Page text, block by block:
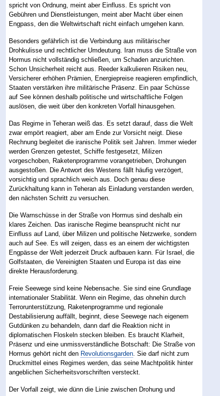
spricht von Ordnung, meint aber Einfluss. Es spricht von
Gebühren und Dienstleistungen, meint aber Macht über einen
Engpass, den die Weltwirtschaft nicht einfach umgehen kann.
Besonders gefährlich ist die Verbindung aus militärischer
Drohkulisse und rechtlicher Umdeutung. Iran muss die Straße von
Hormus nicht vollständig schließen, um Schaden anzurichten.
Schon Unsicherheit reicht aus. Reeder kalkulieren Risiken neu,
Versicherer erhöhen Prämien, Energiepreise reagieren empfindlich,
Staaten verstärken ihre militärische Präsenz. Ein paar Schüsse
auf See können deshalb politische und wirtschaftliche Folgen
auslösen, die weit über den konkreten Vorfall hinausgehen.
Das Regime in Teheran weiß das. Es setzt darauf, dass die Welt
zwar empört reagiert, aber am Ende zur Vorsicht neigt. Diese
Rechnung begleitet die iranische Politik seit Jahren. Immer wieder
werden Grenzen getestet, Schiffe festgesetzt, Milizen
vorgeschoben, Raketenprogramme vorangetrieben, Drohungen
ausgestoßen. Die Antwort des Westens fällt häufig verzögert,
vorsichtig und sprachlich weich aus. Doch genau diese
Zurückhaltung kann in Teheran als Einladung verstanden werden,
den nächsten Schritt zu versuchen.
Die Warnschüsse in der Straße von Hormus sind deshalb ein
klares Zeichen. Das iranische Regime beansprucht nicht nur
Einfluss auf Land, über Milizen und politische Netzwerke, sondern
auch auf See. Es will zeigen, dass es an einem der wichtigsten
Engpässe der Welt jederzeit Druck aufbauen kann. Für Israel, die
Golfstaaten, die Vereinigten Staaten und Europa ist das eine
direkte Herausforderung.
Freie Seewege sind keine Nebensache. Sie sind eine Grundlage
internationaler Stabilität. Wenn ein Regime, das ohnehin durch
Terrorunterstützung, Raketenprogramme und regionale
Destabilisierung auffällt, beginnt, diese Seewege nach eigenem
Gutdünken zu behandeln, dann darf die Reaktion nicht in
diplomatischen Floskeln stecken bleiben. Es braucht Klarheit,
Präsenz und eine unmissverständliche Botschaft: Die Straße von
Hormus gehört nicht den Revolutionsgarden . Sie darf nicht zum
Druckmittel eines Regimes werden, das seine Machtpolitik hinter
angeblichen Sicherheitsvorschriften versteckt.
Der Vorfall zeigt, wie dünn die Linie zwischen Drohung und